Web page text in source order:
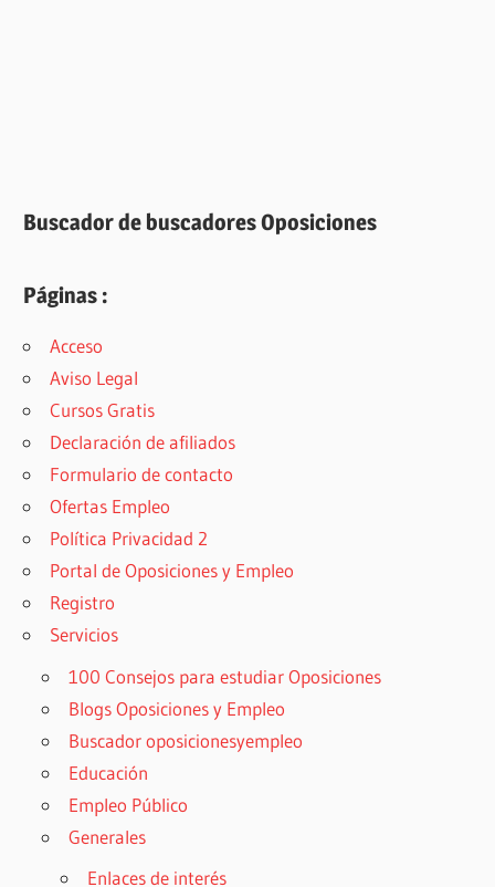
Buscador de buscadores Oposiciones
Páginas :
Acceso
Aviso Legal
Cursos Gratis
Declaración de afiliados
Formulario de contacto
Ofertas Empleo
Política Privacidad 2
Portal de Oposiciones y Empleo
Registro
Servicios
100 Consejos para estudiar Oposiciones
Blogs Oposiciones y Empleo
Buscador oposicionesyempleo
Educación
Empleo Público
Generales
Enlaces de interés